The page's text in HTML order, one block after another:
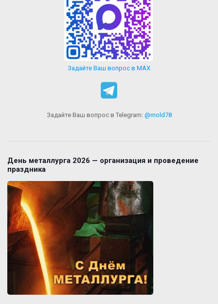
Задайте Ваш вопрос в MAX
Задайте Ваш вопрос в Telegram: @mold78
День металлурга 2026 — организация и проведение
праздника